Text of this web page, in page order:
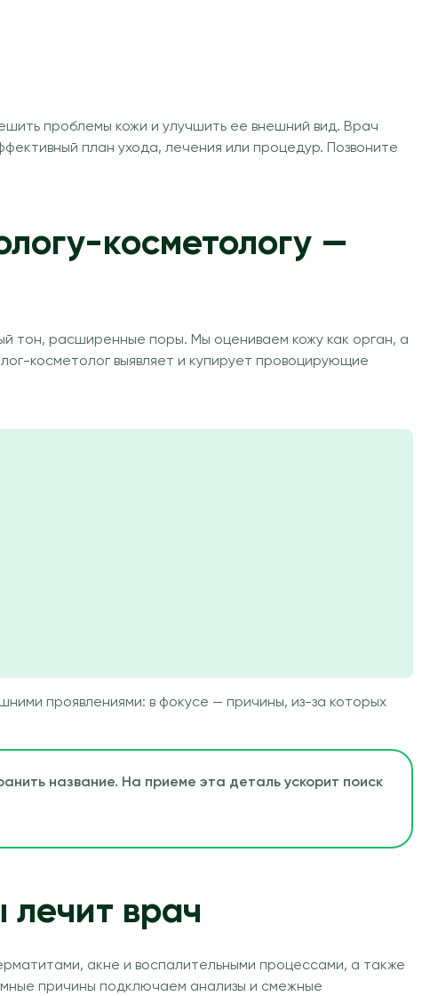
проблемы кожи и улучшить ее внешний вид. Врач
план ухода, лечения или процедур. Позвоните
косметологу —
тон, расширенные поры. Мы оцениваем кожу как орган, а
косметолог выявляет и купирует провоцирующие
проявлениями: в фокусе — причины, из-за которых
название. На приеме эта деталь ускорит поиск
лечит врач
акне и воспалительными процессами, а также
причины подключаем анализы и смежные